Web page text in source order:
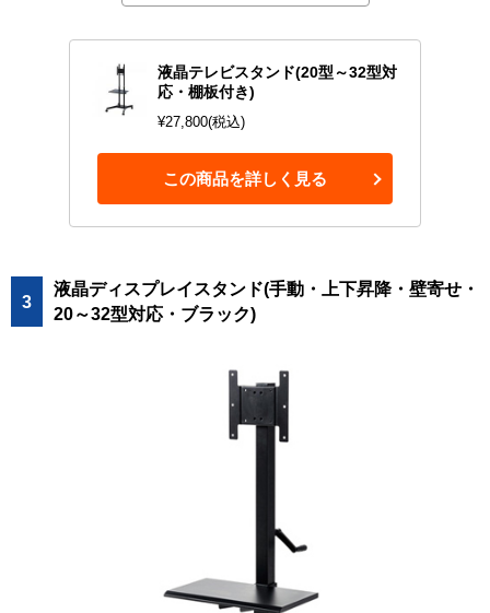
液晶テレビスタンド(20型～32型対
応・棚板付き)
¥27,800(税込)
この商品を詳しく見る
3
液晶ディスプレイスタンド(手動・上下昇降・壁寄せ・
20～32型対応・ブラック)